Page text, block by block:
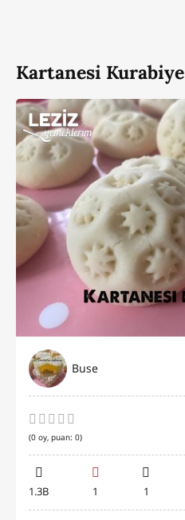
Kartanesi Kurabiye
Buse
(0 oy, puan: 0)
1.3B 1 1